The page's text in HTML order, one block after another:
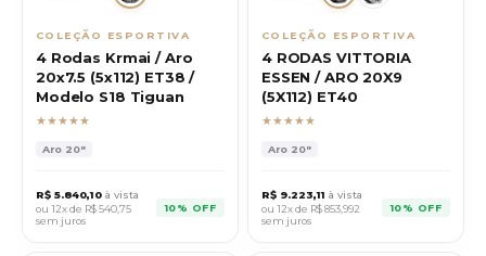
COLEÇÃO ESPORTIVA
4 Rodas Krmai / Aro
20x7.5 (5x112) ET38 /
Modelo S18 Tiguan
★★★★★
Aro 20"
R$ 5.840,10 à vista
ou 12x de R$540,75
sem juros
10% OFF
COLEÇÃO ESPORTIVA
4 RODAS VITTORIA
ESSEN / ARO 20X9
(5X112) ET40
★★★★★
Aro 20"
R$ 9.223,11 à vista
ou 12x de R$853,992
sem juros
10% OFF